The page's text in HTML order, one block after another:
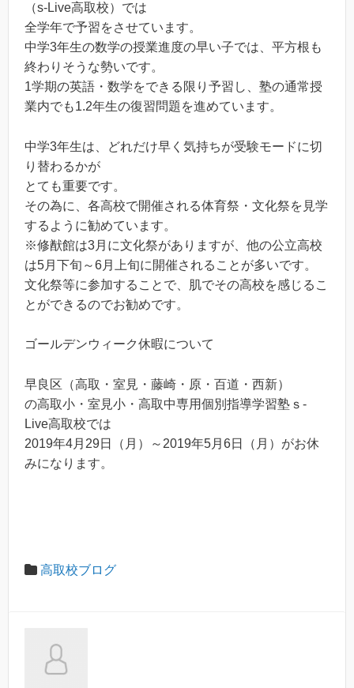
（s-Live高取校）では
全学年で予習をさせています。
中学3年生の数学の授業進度の早い子では、平方根も
終わりそうな勢いです。
1学期の英語・数学をできる限り予習し、塾の通常授
業内でも1.2年生の復習問題を進めています。
中学3年生は、どれだけ早く気持ちが受験モードに切
り替わるかが
とても重要です。
その為に、各高校で開催される体育祭・文化祭を見学
するように勧めています。
※修猷館は3月に文化祭がありますが、他の公立高校
は5月下旬～6月上旬に開催されることが多いです。
文化祭等に参加することで、肌でその高校を感じるこ
とができるのでお勧めです。
ゴールデンウィーク休暇について
早良区（高取・室見・藤崎・原・百道・西新）
の高取小・室見小・高取中専用個別指導学習塾ｓ-
Live高取校では
2019年4月29日（月）～2019年5月6日（月）がお休
みになります。
高取校ブログ